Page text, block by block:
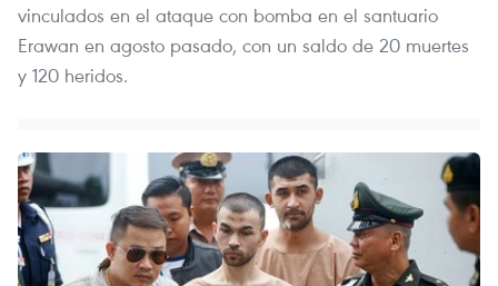
vinculados en el ataque con bomba en el santuario
Erawan en agosto pasado, con un saldo de 20 muertes
y 120 heridos.